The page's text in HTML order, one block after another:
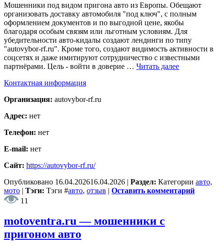
Мошенники под видом пригона авто из Европы. Обещают
организовать доставку автомобиля "под ключ", с полным
оформлением документов и по выгодной цене, якобы
благодаря особым связям или льготным условиям. Для
убедительности авто-кидалы создают лендинги по типу
"autovybor-rf.ru". Кроме того, создают видимость активности в
соцсетях и даже имитируют сотрудничество с известными
партнёрами. Цель - войти в доверие … Читать далее
Контактная информация
Организация: autovybor-rf.ru
Адрес: нет
Телефон: нет
E-mail: нет
Сайт: https://autovybor-rf.ru/
Опубликовано 16.04.202616.04.2026 | Раздел: Категории авто,
мото | Тэги: Тэги #авто, отзыв | Оставить комментарий
11
motoventra.ru — мошенники с
пригоном авто